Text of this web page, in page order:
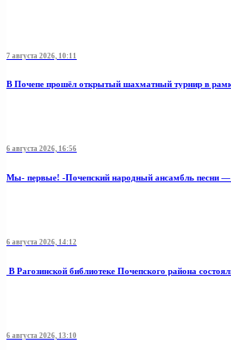
7 августа 2026, 10:11
В Почепе прошёл открытый шахматный турнир в
6 августа 2026, 16:56
Мы- первые! -Почепский народный ансамбль песни —
6 августа 2026, 14:12
В Рагозинской библиотеке Почепского района
6 августа 2026, 13:10